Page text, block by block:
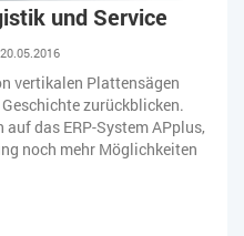
und Service
20.05.2016
vertikalen Plattensägen
zurückblicken.
das ERP-System APplus,
noch mehr Möglichkeiten